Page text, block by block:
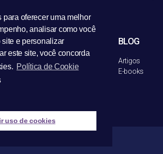
para oferecer uma melhor
analisar como você
e personalizar
este site, você concorda
Política de Cookie
uso de cookies
de uso
pagamento
BLOG
Artigos
E-books